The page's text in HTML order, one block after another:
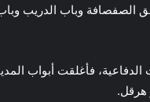
الصفصافة وباب الدريب
فأغلقت أبواب
هرقل.